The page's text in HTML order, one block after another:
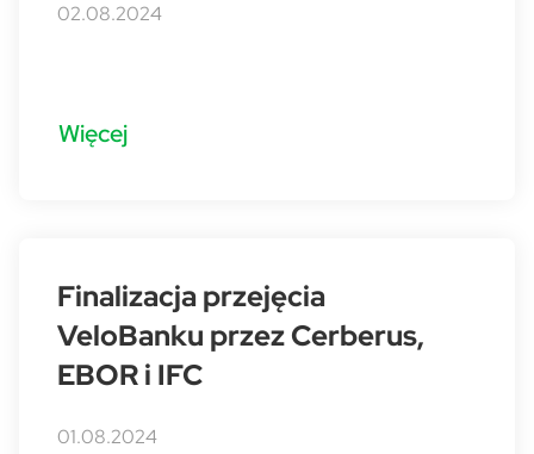
02.08.2024
Więcej
Finalizacja przejęcia
VeloBanku przez Cerberus,
EBOR i IFC
01.08.2024